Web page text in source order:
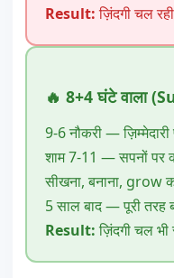
Result:ज़िंदगी चल
🔥 8+4 घंटे वाला
9-6 नौकरी — ज़िम्मेदारी
शाम 7-11 — सपनों पर
सीखना, बनाना, grow
5 साल बाद — पूरी तरह
Result:ज़िंदगी चल भी